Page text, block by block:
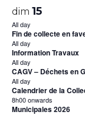
dim 15
All day
Fin de collecte en
All day
Information Travaux
All day
CAGV – Déchets en
All day
Calendrier de la
8h00 onwards
Municipales 2026